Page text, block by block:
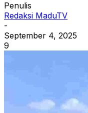
Penulis
Redaksi MaduTV
-
September 4, 2025
9